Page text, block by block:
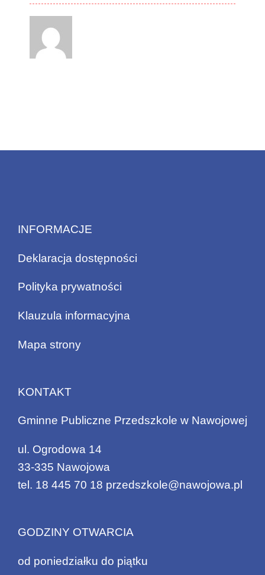
INFORMACJE
Deklaracja dostępności
Polityka prywatności
Klauzula informacyjna
Mapa strony
KONTAKT
Gminne Publiczne Przedszkole w Nawojowej
ul. Ogrodowa 14
33-335 Nawojowa
tel. 18 445 70 18 przedszkole@nawojowa.pl
GODZINY OTWARCIA
od poniedziałku do piątku